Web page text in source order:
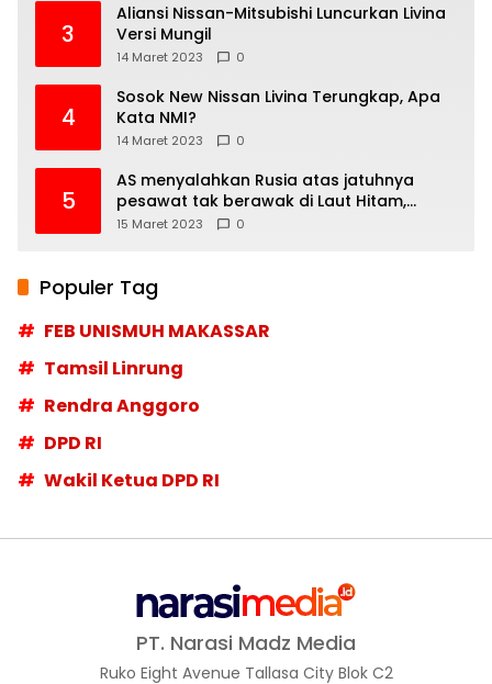
3
Aliansi Nissan-Mitsubishi Luncurkan Livina
Versi Mungil
14 Maret 2023 0
4
Sosok New Nissan Livina Terungkap, Apa
Kata NMI?
14 Maret 2023 0
5
AS menyalahkan Rusia atas jatuhnya
pesawat tak berawak di Laut Hitam,
Moskow menyangkal
15 Maret 2023 0
Populer Tag
FEB UNISMUH MAKASSAR
Tamsil Linrung
Rendra Anggoro
DPD RI
Wakil Ketua DPD RI
PT. Narasi Madz Media
Ruko Eight Avenue Tallasa City Blok C2